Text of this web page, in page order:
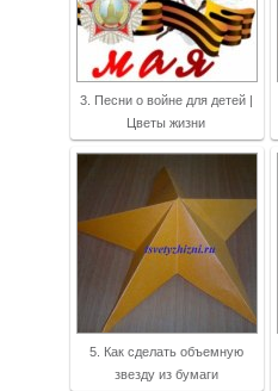
3. Песни о войне для детей |
Цветы жизни
5. Как сделать объемную
звезду из бумаги